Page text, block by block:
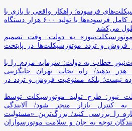
فرسوده؛ راهکار واقعی یا بازی با
منابع کشور؟ / جایگزینی کامل فرسوده‌ها با تولید ۶۰۰ هزار دستگاه
به دولت: وقت تصمیم
و تردد موتورسیکلت‌ها در پایتخت
خطاب به دولت: سرمایه مردم را با
ندهید/ راه نجات تهران جایگزینی
نیست؛ بلکه ممنوعیت فروش و تردد در
نیوز: طرح تولید موتورسیکلت توسط
به کنترل بازار منجر شود/ آلایندگی
را بررسی کنید/ بزرگ‌ترین «مسئولیت
توجه به جان و سلامت موتورسواران